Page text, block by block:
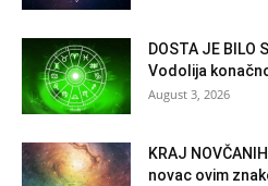
DOSTA JE BILO
Vodolija
August 3, 2026
KRAJ
novac ovim